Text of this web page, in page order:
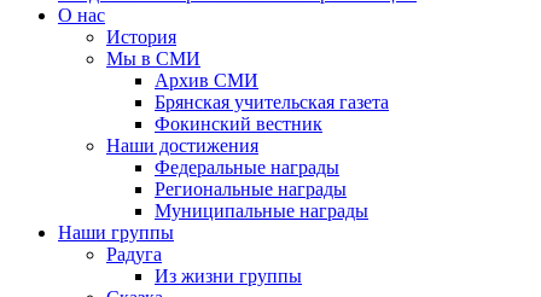
О нас
История
Мы в СМИ
Архив СМИ
Брянская учительская газета
Фокинский вестник
Наши достижения
Федеральные награды
Региональные награды
Муниципальные награды
Наши группы
Радуга
Из жизни группы